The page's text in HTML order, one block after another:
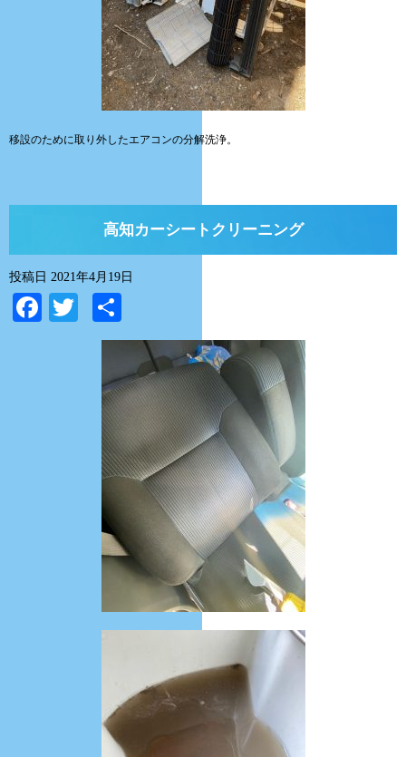
移設のために取り外したエアコンの分解洗浄。
高知カーシートクリーニング
投稿日 2021年4月19日
Facebook
Twitter
有